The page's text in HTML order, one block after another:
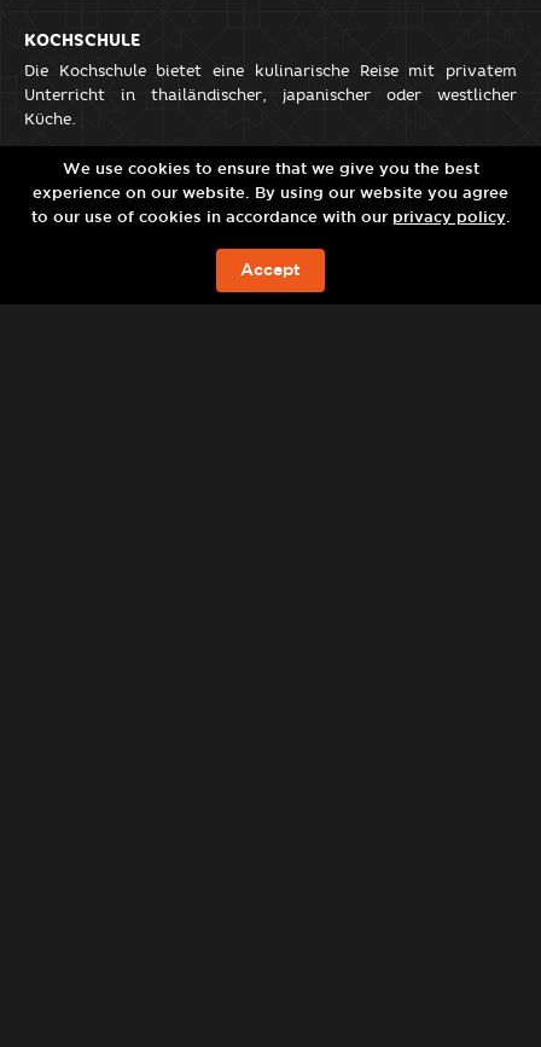
KOCHSCHULE
Die Kochschule bietet eine kulinarische Reise mit privatem
Unterricht in thailändischer, japanischer oder westlicher
Küche.
SRI PANWA KIDS
SWIMMING CLASSES
Certified instructors are available for kids swimming lessons or
a simple splash around one of our pools. A 24-hour advance
JETZT BUCHEN
We use cookies to ensure that we give you the best
experience on our website. By using our website you agree
to our use of cookies in accordance with our privacy policy.
Accept